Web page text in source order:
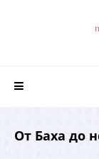
От Баха до